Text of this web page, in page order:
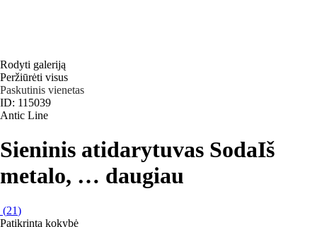
Rodyti galeriją
Peržiūrėti visus
Paskutinis vienetas
ID: 115039
Antic Line
Sieninis atidarytuvas SodaIš
metalo, … daugiau
(21)
Patikrinta kokybė